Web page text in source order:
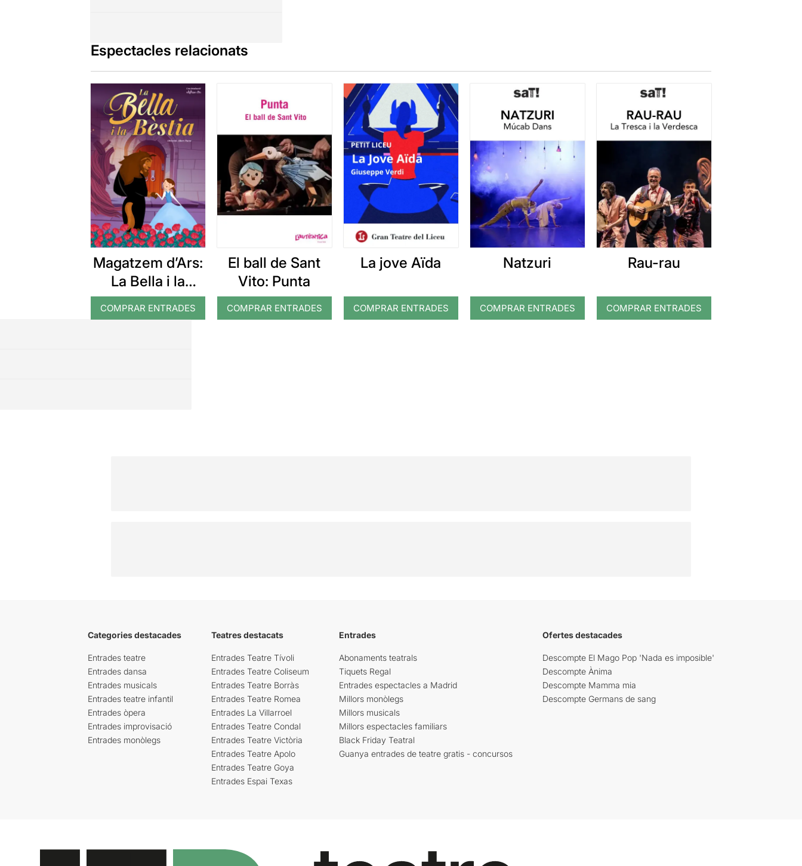
Espectacles relacionats
Magatzem d’Ars:
La Bella i la
Bèstia
COMPRAR ENTRADES
El ball de Sant
Vito: Punta
COMPRAR ENTRADES
La jove Aïda
COMPRAR ENTRADES
Natzuri
COMPRAR ENTRADES
Rau-rau
COMPRAR ENTRADES
Categories destacades
Entrades teatre
Entrades dansa
Entrades musicals
Entrades teatre infantil
Entrades òpera
Entrades improvisació
Entrades monòlegs
Teatres destacats
Entrades Teatre Tívoli
Entrades Teatre Coliseum
Entrades Teatre Borràs
Entrades Teatre Romea
Entrades La Villarroel
Entrades Teatre Condal
Entrades Teatre Victòria
Entrades Teatre Apolo
Entrades Teatre Goya
Entrades Espai Texas
Entrades
Abonaments teatrals
Tiquets Regal
Entrades espectacles a Madrid
Millors monòlegs
Millors musicals
Millors espectacles familiars
Black Friday Teatral
Guanya entrades de teatre gratis - concursos
Ofertes destacades
Descompte El Mago Pop 'Nada es imposible'
Descompte Ànima
Descompte Mamma mia
Descompte Germans de sang